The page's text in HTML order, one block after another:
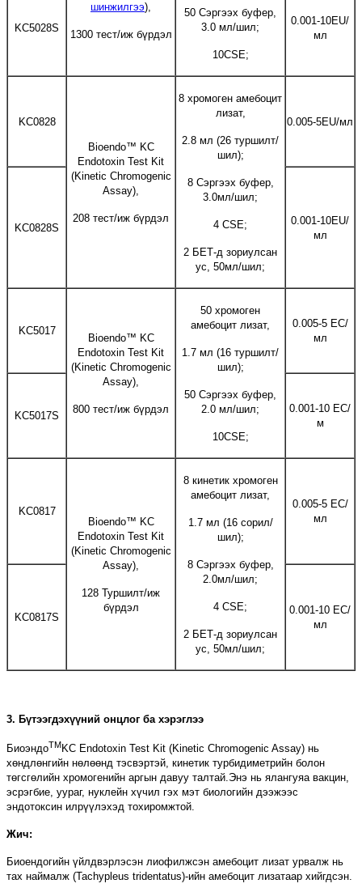
шинжилгээ),
1300 тест/иж бүрдэл
50 Сэргээх буфер,
3.0 мл/шил;
10CSE;
KC5028S
0.001-10EU/
мл
KC0828
Bioendo™ KC
Endotoxin Test Kit
(Kinetic Chromogenic
Assay),
208 тест/иж бүрдэл
8 хромоген амебоцит
лизат,
2.8 мл (26 туршилт/
шил);
8 Сэргээх буфер,
3.0мл/шил;
4 CSE;
2 БЕТ-д зориулсан
ус, 50мл/шил;
0.005-5EU/мл
KC0828S
0.001-10EU/
мл
KC5017
Bioendo™ KC
Endotoxin Test Kit
(Kinetic Chromogenic
Assay),
800 тест/иж бүрдэл
50 хромоген
амебоцит лизат,
1.7 мл (16 туршилт/
шил);
50 Сэргээх буфер,
2.0 мл/шил;
10CSE;
0.005-5 ЕС/
мл
KC5017S
0.001-10 ЕС/
м
KC0817
Bioendo™ KC
Endotoxin Test Kit
(Kinetic Chromogenic
Assay),
128 Туршилт/иж
бүрдэл
8 кинетик хромоген
амебоцит лизат,
1.7 мл (16 сорил/
шил);
8 Сэргээх буфер,
2.0мл/шил;
4 CSE;
2 БЕТ-д зориулсан
ус, 50мл/шил;
0.005-5 ЕС/
мл
KC0817S
0.001-10 ЕС/
мл
3. Бүтээгдэхүүний онцлог ба хэрэглээ
БиоэндоTMKC Endotoxin Test Kit (Kinetic Chromogenic Assay) нь
хөндлөнгийн нөлөөнд тэсвэртэй, кинетик турбидиметрийн болон
төгсгөлийн хромогенийн аргын давуу талтай.Энэ нь ялангуяа вакцин,
эсрэгбие, уураг, нуклейн хүчил гэх мэт биологийн дээжээс
эндотоксин илрүүлэхэд тохиромжтой.
Жич:
Биоендогийн үйлдвэрлэсэн лиофилжсэн амебоцит лизат урвалж нь
тах наймалж (Tachypleus tridentatus)-ийн амебоцит лизатаар хийгдсэн.